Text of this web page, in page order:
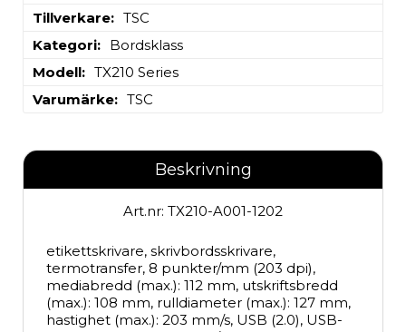
Tillverkare
TSC
Kategori
Bordsklass
Modell
TX210 Series
Varumärke
TSC
Beskrivning
Art.nr: TX210-A001-1202
etikettskrivare, skrivbordsskrivare,
termotransfer, 8 punkter/mm (203 dpi),
mediabredd (max.): 112 mm, utskriftsbredd
(max.): 108 mm, rulldiameter (max.): 127 mm,
hastighet (max.): 203 mm/s, USB (2.0), USB-